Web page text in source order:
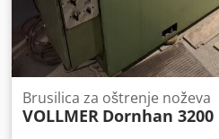
Brusilica za oštrenje noževa
VOLLMER Dornhan 3200